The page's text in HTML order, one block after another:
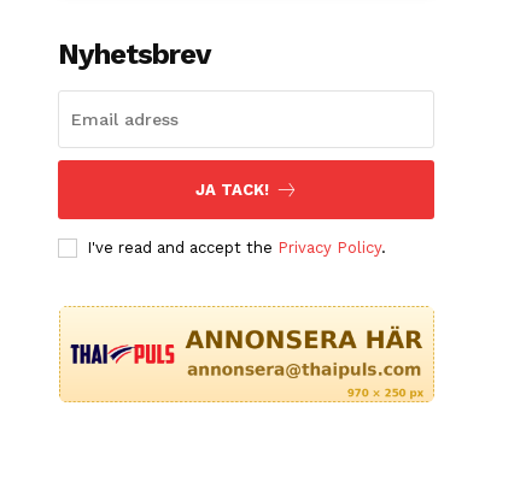
Nyhetsbrev
JA TACK!
I've read and accept the Privacy Policy.